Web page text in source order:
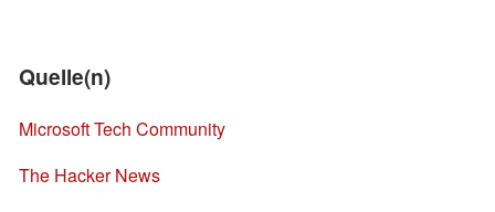
Quelle(n)
Microsoft Tech Community
The Hacker News